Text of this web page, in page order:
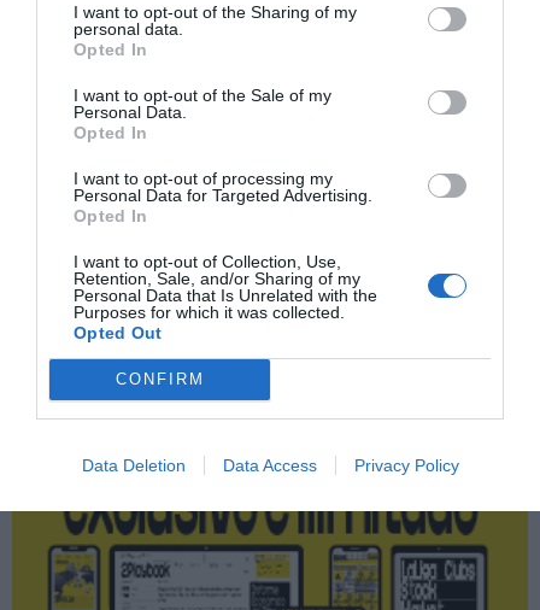
I want to opt-out of the Sharing of my
personal data.
Opted In
I want to opt-out of the Sale of my
Personal Data.
Opted In
I want to opt-out of processing my
Personal Data for Targeted Advertising.
Opted In
I want to opt-out of Collection, Use,
Retention, Sale, and/or Sharing of my
Personal Data that Is Unrelated with the
Purposes for which it was collected.
Opted Out
CONFIRM
Data Deletion Data Access Privacy Policy
Índex2P
Saski Baskonia
Euroliga
2Playbook Club 2P